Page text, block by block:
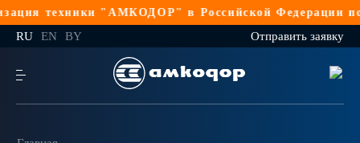
техники "АМКОДОР" в Российской Федерации по
RU EN BY Отправить заявку